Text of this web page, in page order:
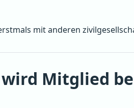
mit anderen
Mitglied